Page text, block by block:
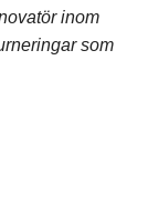
inom
som